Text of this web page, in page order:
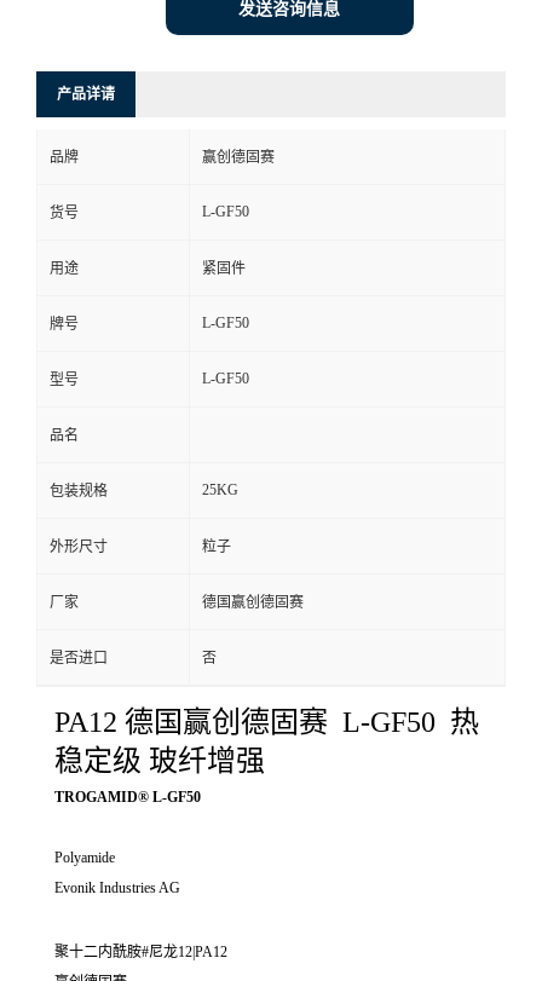
发送咨询信息
产品详请
品牌 赢创德固赛
货号 L-GF50
用途 紧固件
牌号 L-GF50
型号 L-GF50
品名
包装规格 25KG
外形尺寸 粒子
厂家 德国赢创德固赛
是否进口 否
PA12 德国赢创德固赛 L-GF50 热
稳定级 玻纤增强
TROGAMID® L-GF50
Polyamide
Evonik Industries AG
聚十二内酰胺#尼龙12|PA12